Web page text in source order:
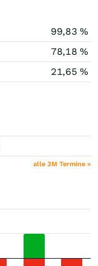
99,83 %
78,18 %
21,65 %
alle 3M Termine »